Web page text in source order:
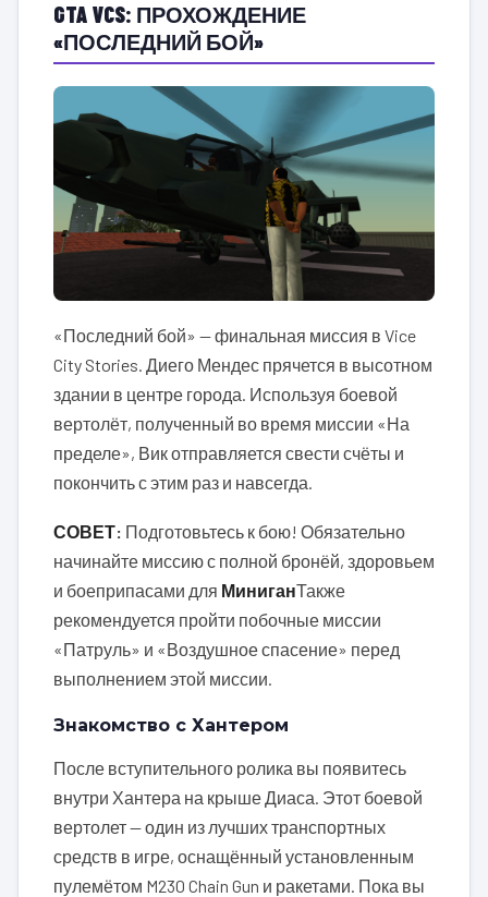
GTA VCS: ПРОХОЖДЕНИЕ
«ПОСЛЕДНИЙ БОЙ»
«Последний бой» — финальная миссия в Vice
City Stories. Диего Мендес прячется в высотном
здании в центре города. Используя боевой
вертолёт, полученный во время миссии «На
пределе», Вик отправляется свести счёты и
покончить с этим раз и навсегда.
СОВЕТ: Подготовьтесь к бою! Обязательно
начинайте миссию с полной бронёй, здоровьем
и боеприпасами для МиниганТакже
рекомендуется пройти побочные миссии
«Патруль» и «Воздушное спасение» перед
выполнением этой миссии.
Знакомство с Хантером
После вступительного ролика вы появитесь
внутри Хантера на крыше Диаса. Этот боевой
вертолет — один из лучших транспортных
средств в игре, оснащённый установленным
пулемётом M230 Chain Gun и ракетами. Пока вы